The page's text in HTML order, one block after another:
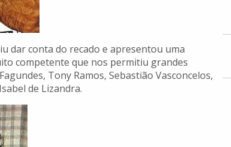
dar conta do recado e apresentou uma
competente que nos permitiu grandes
Tony Ramos, Sebastião Vasconcelos,
de Lizandra.